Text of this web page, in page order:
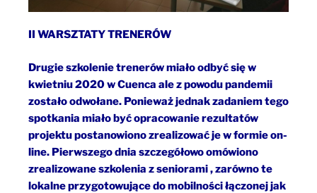
II WARSZTATY TRENERÓW
Drugie szkolenie trenerów miało odbyć się w
kwietniu 2020 w Cuenca ale z powodu pandemii
zostało odwołane. Ponieważ jednak zadaniem tego
spotkania miało być opracowanie rezultatów
projektu postanowiono zrealizować je w formie on-
line. Pierwszego dnia szczegółowo omówiono
zrealizowane szkolenia z seniorami , zarówno te
lokalne przygotowujące do mobilności łączonej jak